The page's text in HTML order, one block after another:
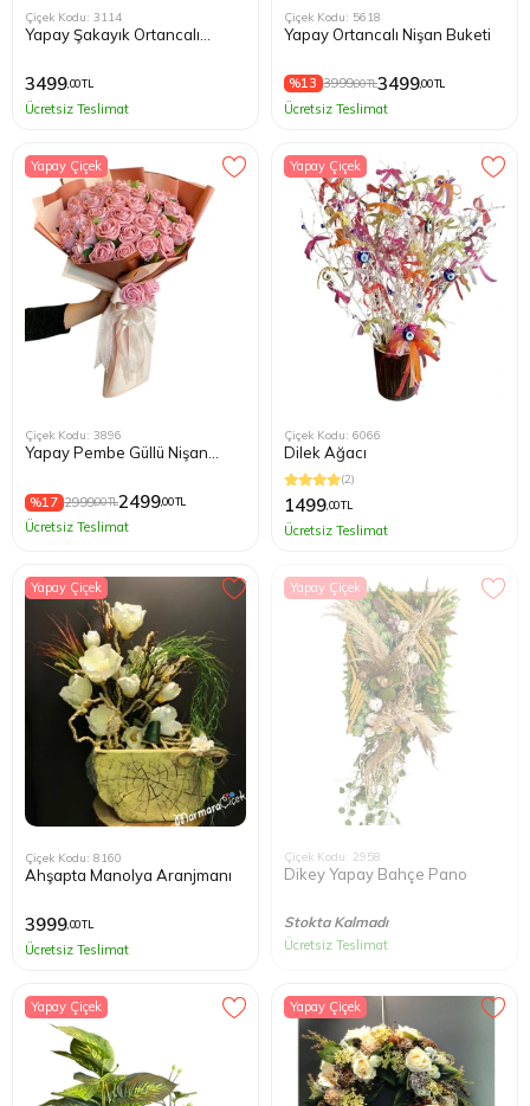
Çiçek Kodu: 3114
Yapay Şakayık Ortancalı
3499,00 TL
Ücretsiz Teslimat
Çiçek Kodu: 5618
Yapay Ortancalı Nişan Buketi
%13 3999,00 TL3499,00 TL
Ücretsiz Teslimat
Yapay Çiçek
Çiçek Kodu: 3896
Yapay Pembe Güllü Nişan
%17 2999,00 TL2499,00 TL
Ücretsiz Teslimat
Yapay Çiçek
Çiçek Kodu: 6066
Dilek Ağacı
(2)
1499,00 TL
Ücretsiz Teslimat
Yapay Çiçek
Çiçek Kodu: 8160
Ahşapta Manolya Aranjmanı
3999,00 TL
Ücretsiz Teslimat
Yapay Çiçek
Çiçek Kodu: 2958
Dikey Yapay Bahçe Pano
Stokta Kalmadı
Ücretsiz Teslimat
Yapay Çiçek Yapay Çiçek